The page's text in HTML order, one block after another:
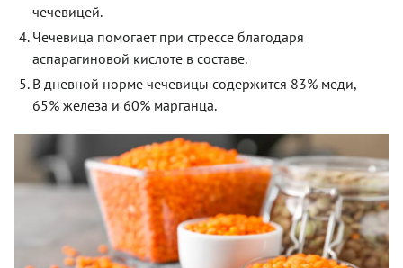
чечевицей.
Чечевица помогает при стрессе благодаря
аспарагиновой кислоте в составе.
В дневной норме чечевицы содержится 83% меди,
65% железа и 60% марганца.